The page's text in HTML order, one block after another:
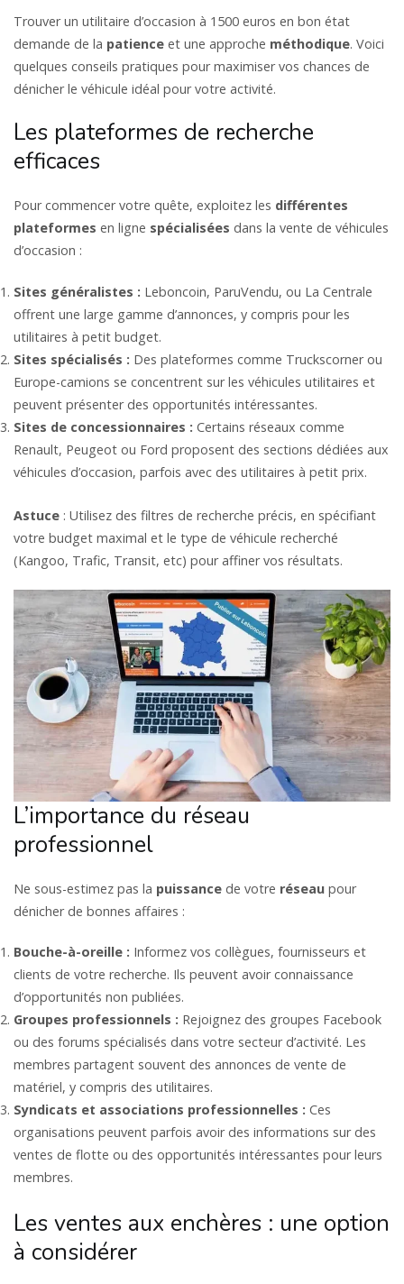
Trouver un utilitaire d’occasion à 1500 euros en bon état
demande de la patience et une approche méthodique. Voici
quelques conseils pratiques pour maximiser vos chances de
dénicher le véhicule idéal pour votre activité.
Les plateformes de recherche
efficaces
Pour commencer votre quête, exploitez les différentes
plateformes en ligne spécialisées dans la vente de véhicules
d’occasion :
Sites généralistes : Leboncoin, ParuVendu, ou La Centrale
offrent une large gamme d’annonces, y compris pour les
utilitaires à petit budget.
Sites spécialisés : Des plateformes comme Truckscorner ou
Europe-camions se concentrent sur les véhicules utilitaires et
peuvent présenter des opportunités intéressantes.
Sites de concessionnaires : Certains réseaux comme
Renault, Peugeot ou Ford proposent des sections dédiées aux
véhicules d’occasion, parfois avec des utilitaires à petit prix.
Astuce : Utilisez des filtres de recherche précis, en spécifiant
votre budget maximal et le type de véhicule recherché
(Kangoo, Trafic, Transit, etc) pour affiner vos résultats.
L’importance du réseau
professionnel
Ne sous-estimez pas la puissance de votre réseau pour
dénicher de bonnes affaires :
Bouche-à-oreille : Informez vos collègues, fournisseurs et
clients de votre recherche. Ils peuvent avoir connaissance
d’opportunités non publiées.
Groupes professionnels : Rejoignez des groupes Facebook
ou des forums spécialisés dans votre secteur d’activité. Les
membres partagent souvent des annonces de vente de
matériel, y compris des utilitaires.
Syndicats et associations professionnelles : Ces
organisations peuvent parfois avoir des informations sur des
ventes de flotte ou des opportunités intéressantes pour leurs
membres.
Les ventes aux enchères : une option
à considérer